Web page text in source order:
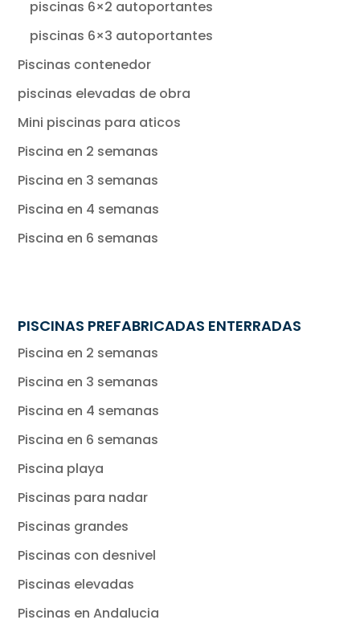
piscinas 6×2 autoportantes
piscinas 6×3 autoportantes
Piscinas contenedor
piscinas elevadas de obra
Mini piscinas para aticos
Piscina en 2 semanas
Piscina en 3 semanas
Piscina en 4 semanas
Piscina en 6 semanas
PISCINAS PREFABRICADAS ENTERRADAS
Piscina en 2 semanas
Piscina en 3 semanas
Piscina en 4 semanas
Piscina en 6 semanas
Piscina playa
Piscinas para nadar
Piscinas grandes
Piscinas con desnivel
Piscinas elevadas
Piscinas en Andalucia